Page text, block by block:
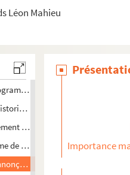
Léon Mahieu
de la fête communale des 14,
des fêtes de Lille donné
au bénéfice des crèches
de Notre-Dame de la Treille,
de la fête communale des 14, 15
la visite du président de la
Importance